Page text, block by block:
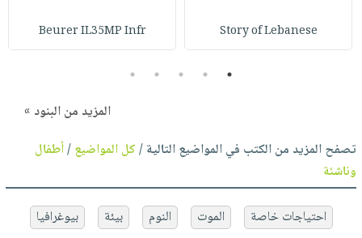
Story of Lebanese
Beurer IL35MP Infr
1
2
3
4
5
المزيد من البنود »
تصفح المزيد من الكتب في المواضيع التالية /كل المواضيع/أطفال
وناشئة
احتياجات خاصة الموت النوم بيئة
بيوغرافيا